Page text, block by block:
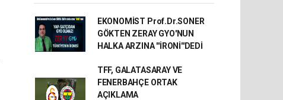
EKONOMİST Prof.Dr.SONER
GÖKTEN ZERAY GYO'NUN
HALKA ARZINA ''İRONİ''DEDİ
TFF, GALATASARAY VE
FENERBAHÇE ORTAK
AÇIKLAMA